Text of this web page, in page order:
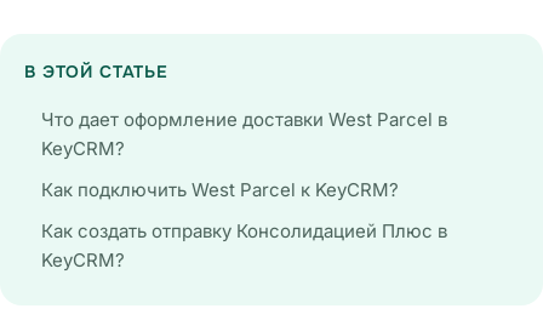
В ЭТОЙ СТАТЬЕ
Что дает оформление доставки West Parcel в
KeyCRM?
Как подключить West Parcel к KeyCRM?
Как создать отправку Консолидацией Плюс в
KeyCRM?